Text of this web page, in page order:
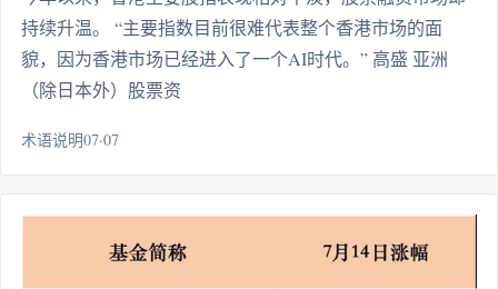
持续升温。 “主要指数目前很难代表整个香港市场的面
貌，因为香港市场已经进入了一个AI时代。” 高盛 亚洲
（除日本外）股票资
术语说明07·07